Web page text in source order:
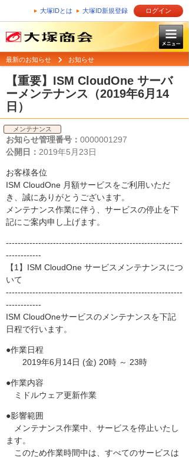
大塚IDとは 大塚ID新規登録 ログイン
最新のお知らせ お知らせ
【重要】ISM CloudOne サーバ
ーメンテナンス（2019年6月14
日）
メンテナンス
お知らせ管理番号： 0000001297
公開日： 2019年5月23日
お客様各位
ISM CloudOne 月額サービスをご利用いただ
き、誠にありがとうございます。
メンテナンス作業に伴う、サービスの停止を下
記にご案内申し上げます。
------------------------------------------------------------
------------
【1】ISM CloudOne サービスメンテナンスにつ
いて
------------------------------------------------------------
------------
ISM CloudOneサービスのメンテナンスを下記
日程で行います。
●作業日程
2019年6月14日 (金) 20時 ～ 23時
●作業内容
ミドルウェア更新作業
●影響範囲
メンテナンス作業中、サービスを停止いたし
ます。
このため作業時間中は、すべてのサービスは